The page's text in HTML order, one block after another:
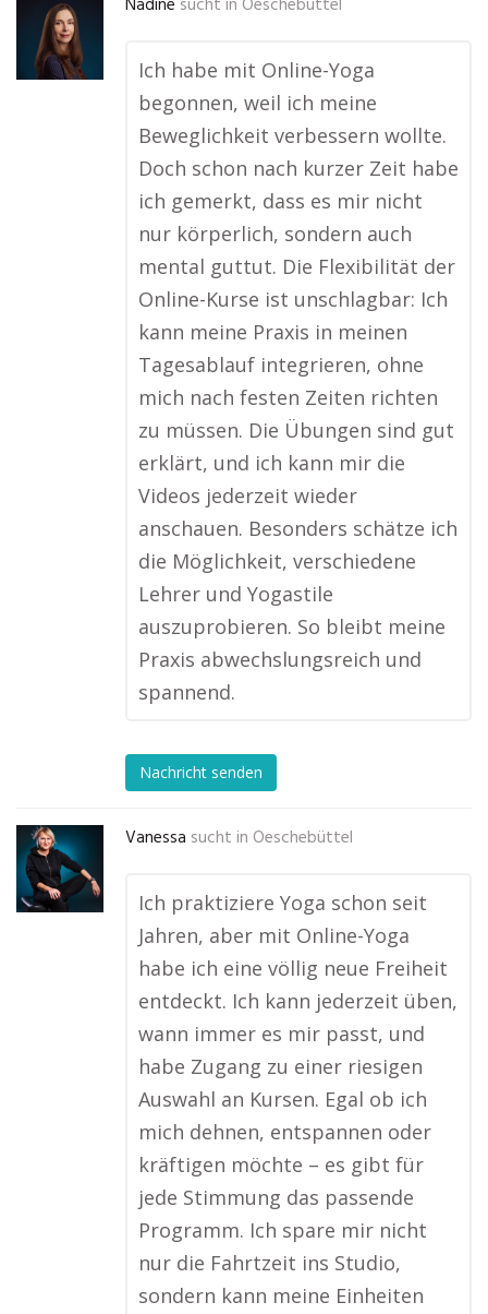
Nadine sucht in Oeschebüttel
Ich habe mit Online-Yoga
begonnen, weil ich meine
Beweglichkeit verbessern wollte.
Doch schon nach kurzer Zeit habe
ich gemerkt, dass es mir nicht
nur körperlich, sondern auch
mental guttut. Die Flexibilität der
Online-Kurse ist unschlagbar: Ich
kann meine Praxis in meinen
Tagesablauf integrieren, ohne
mich nach festen Zeiten richten
zu müssen. Die Übungen sind gut
erklärt, und ich kann mir die
Videos jederzeit wieder
anschauen. Besonders schätze ich
die Möglichkeit, verschiedene
Lehrer und Yogastile
auszuprobieren. So bleibt meine
Praxis abwechslungsreich und
spannend.
Nachricht senden
Vanessa sucht in Oeschebüttel
Ich praktiziere Yoga schon seit
Jahren, aber mit Online-Yoga
habe ich eine völlig neue Freiheit
entdeckt. Ich kann jederzeit üben,
wann immer es mir passt, und
habe Zugang zu einer riesigen
Auswahl an Kursen. Egal ob ich
mich dehnen, entspannen oder
kräftigen möchte – es gibt für
jede Stimmung das passende
Programm. Ich spare mir nicht
nur die Fahrtzeit ins Studio,
sondern kann meine Einheiten